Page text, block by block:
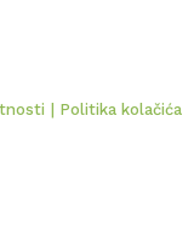
| Politika kolačića